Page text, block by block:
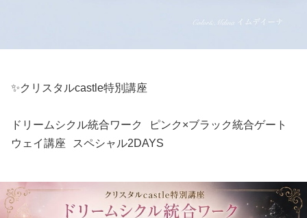
✨クリスタルcastle特別講座
ドリームシクル統合ワーク ピンク×ブラック統合ゲート
ウェイ講座 スペシャル2DAYS